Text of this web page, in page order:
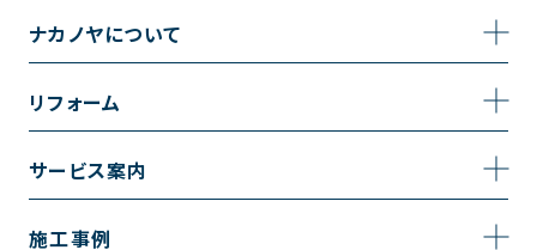
ナカノヤについて
事業内容
採用情報
リフォーム
トイレのリフォーム
サービス案内
サービスの流れ
施工事例